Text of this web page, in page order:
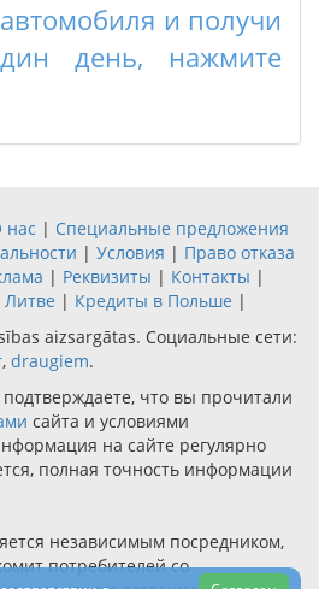
и получи
день, нажмите
нас | Специальные предложения
| Условия | Право отказа
| Реквизиты | Контакты |
| Кредиты в Польше |
aizsargātas. Социальные сети:
, draugiem.
что вы прочитали
сайта и условиями
на сайте регулярно
полная точность информации
независимым посредником,
потребителей со